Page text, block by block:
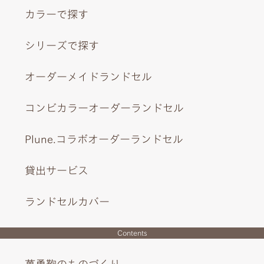
カラーで探す
シリーズで探す
オーダーメイドランドセル
コンビカラーオーダーランドセル
Plune.コラボオーダーランドセル
貸出サービス
ランドセルカバー
Contents